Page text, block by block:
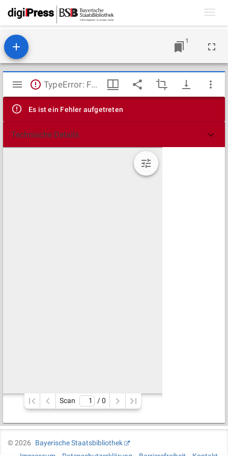
1
Mirador
Viewer
TypeError: Failed to fetch
Es ist ein Fehler aufgetreten
Technische Details
Scan / 0
©2026
Bayerische Staatsbibliothek